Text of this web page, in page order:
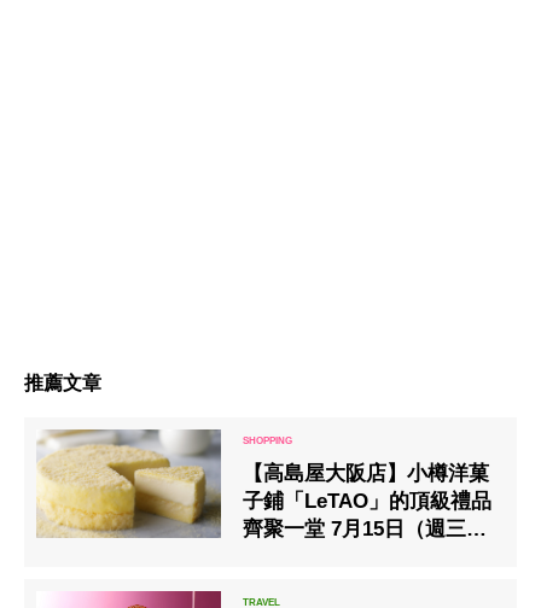
推薦文章
【高島屋大阪店】小樽洋菓
子鋪「LeTAO」的頂級禮品
齊聚一堂 7月15日（週三）